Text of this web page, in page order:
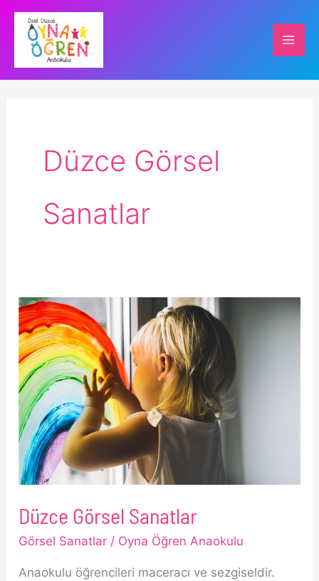
İçeriğe
Düzce Görsel
Sanatlar
Düzce Görsel Sanatlar
Görsel Sanatlar / Oyna Öğren Anaokulu
Anaokulu öğrencileri maceracı ve sezgiseldir.